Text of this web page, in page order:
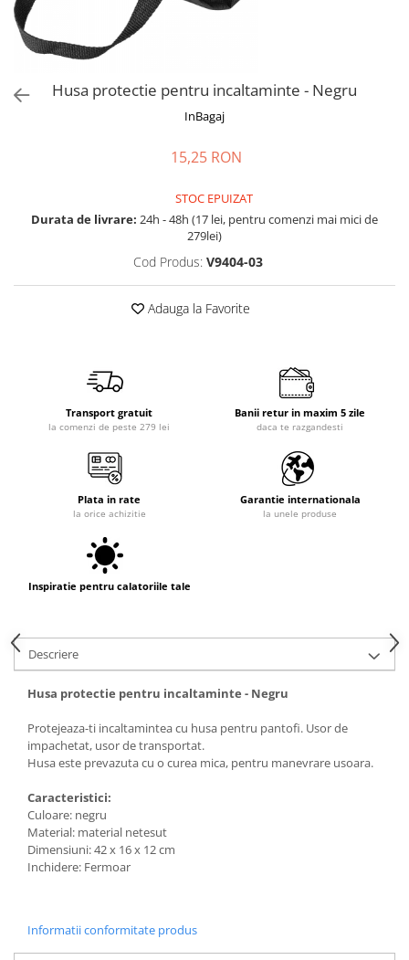
Huse troler
Business Travel
BorseteHusa protectie pentru incaltaminte - Negru
InBagaj
15,25 RON
STOC EPUIZAT
Durata de livrare: 24h - 48h (17 lei, pentru comenzi mai mici de
279lei)
Cod Produs: V9404-03
Adauga la Favorite
Transport gratuit
la comenzi de peste 279 lei
Banii retur in maxim 5 zile
daca te razgandesti
Plata in rate
la orice achizitie
Garantie internationala
la unele produse
Inspiratie pentru calatoriile tale
Descriere
Husa protectie pentru incaltaminte - Negru
Protejeaza-ti incaltamintea cu husa pentru pantofi. Usor de
impachetat, usor de transportat.
Husa este prevazuta cu o curea mica, pentru manevrare usoara.
Caracteristici:
Culoare: negru
Material: material netesut
Dimensiuni: 42 x 16 x 12 cm
Inchidere: Fermoar
Informatii conformitate produs